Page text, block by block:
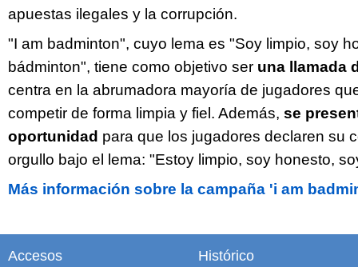
apuestas ilegales y la corrupción.
"I am badminton", cuyo lema es "Soy limpio, soy
bádminton", tiene como objetivo ser una llamada
centra en la abrumadora mayoría de jugadores
competir de forma limpia y fiel. Además, se
oportunidad para que los jugadores declaren su
orgullo bajo el lema: "Estoy limpio, soy honesto,
Más información sobre la campaña 'i am
Accesos Histórico